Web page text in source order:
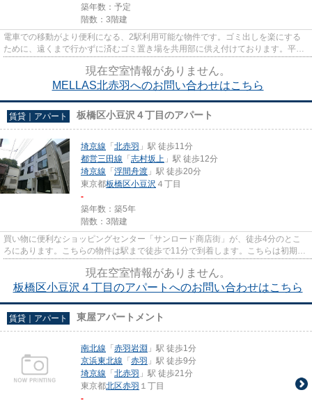
築年数：予定
階数：3階建
電車での移動がより便利になる、2駅利用可能な物件です。ゴミ出しを楽にする
ために、遠くまで行かずに済むゴミ置き場を共用部に供え付けております。平坦
現在空室情報がありません。
MELLAS北赤羽へのお問い合わせはこちら
賃貸｜アパート 板橋区小豆沢４丁目のアパート
埼京線 「 北赤羽 」駅 徒歩11分
都営三田線 「 志村坂上 」駅 徒歩12分
埼京線 「 浮間舟渡 」駅 徒歩20分
東京都板橋区小豆沢 ４丁目
-
築年数：築5年
階数：3階建
買い物に便利なショッピングセンター「サンロード商店街」が、徒歩4分のとこ
ろにあります。こちらの物件は駅まで徒歩で11分で到着します。こちらは初期費
現在空室情報がありません。
板橋区小豆沢４丁目のアパートへのお問い合わせはこちら
賃貸｜アパート 東屋アパートメント
南北線 「 赤羽岩淵 」駅 徒歩1分
京浜東北線 「 赤羽 」駅 徒歩9分
埼京線 「 北赤羽 」駅 徒歩21分
東京都北区赤羽 １丁目
-